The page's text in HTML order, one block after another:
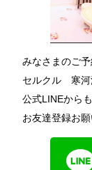
みなさまのご
セルクル 寒河
公式LINEから
お友達登録お